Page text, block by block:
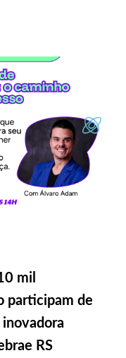
mil
participam de
RS